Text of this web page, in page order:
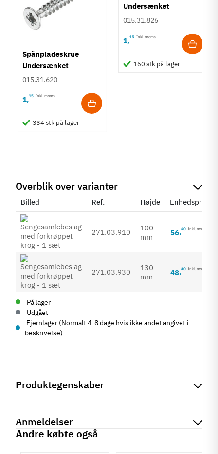
Spånpladeskrue
Undersænket
Fuldgevind Ø3,5 - PZ2
015.31.620
1,15 Inkl. moms
334 stk på lager
Undersænket
Fuldgevind Ø4,0 - PZ2
015.31.826
1,15 Inkl. moms
160 stk på lager
Overblik over varianter
Billed Ref. Højde Enhedspris
271.03.910
100
mm
56,60 Inkl. moms
271.03.930
130
mm
48,80 Inkl. moms
På lager
Udgået
Fjernlager (Normalt 4-8 dage hvis ikke andet angivet i
beskrivelse)
Produktegenskaber
På lager0 Varer
TilstandNy
Anmeldelser
Andre købte også